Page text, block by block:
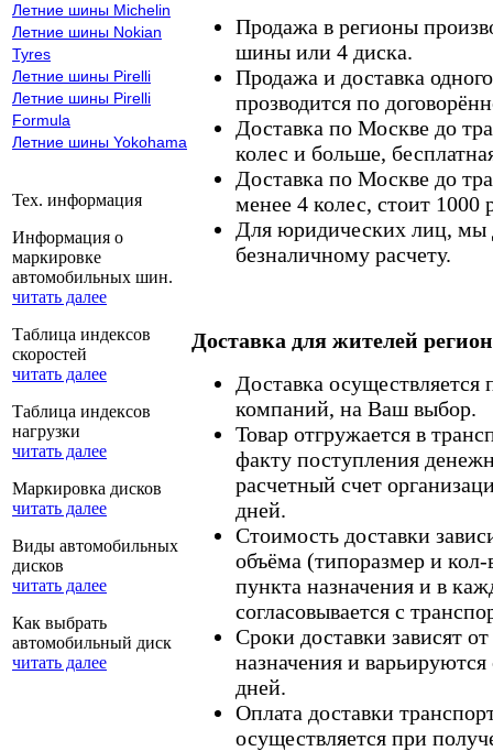
Летние шины Michelin
Летние шины Nokian
Tyres
Летние шины Pirelli
Летние шины Pirelli
Formula
Летние шины Yokohama
Тех. информация
Информация о
маркировке
автомобильных шин.
читать далее
Таблица индексов
скоростей
читать далее
Таблица индексов
нагрузки
читать далее
Маркировка дисков
читать далее
Виды автомобильных
дисков
читать далее
Как выбрать
автомобильный диск
читать далее
Продажа в регионы
шины или 4 диска.
Продажа и доставка
прозводится по
Доставка по Москве до
колес и больше,
Доставка по Москве до
менее 4 колес, стоит 1000
Для юридических лиц, мы
безналичному расчету.
Доставка для жителей
Доставка
компаний, на Ваш выбор.
Товар отгружается в
факту поступления
расчетный счет
дней.
Стоимость доставки
объёма (типоразмер и кол-
пункта назначения и в
согласовывается с
Сроки доставки зависят
назначения и
дней.
Оплата доставки
осуществляется при